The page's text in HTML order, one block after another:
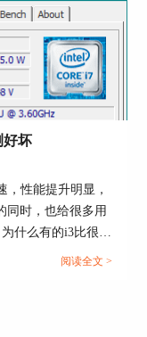
行对比
我们只需要点击
。...
好坏
，性能提升明显，
同时，也给很多用
什么有的i3比很多
对CPU进行检
阅读全文 >